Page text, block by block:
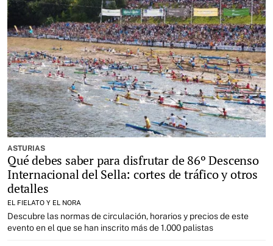
ASTURIAS
Qué debes saber para disfrutar de 86º Descenso
Internacional del Sella: cortes de tráfico y otros
detalles
EL FIELATO Y EL NORA
Descubre las normas de circulación, horarios y precios de este
evento en el que se han inscrito más de 1.000 palistas